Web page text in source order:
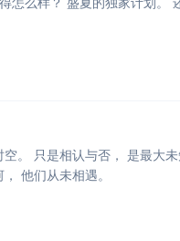
草木到明月， 从雪山到江河， 他们从未相遇。